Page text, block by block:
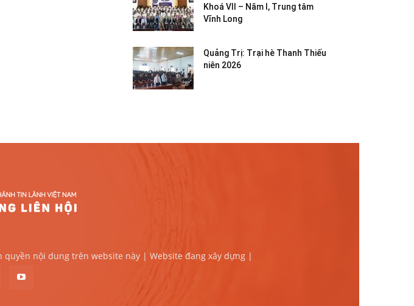
Khoá VII – Năm I, Trung tâm
Vĩnh Long
Quảng Trị: Trại hè Thanh Thiếu
niên 2026
quyền nội dung trên website này | Website đang xây dựng |